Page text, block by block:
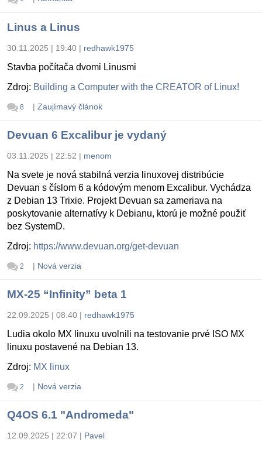
Linus a Linus
30.11.2025 | 19:40 | redhawk1975
Stavba počítača dvomi Linusmi
Zdroj: Building a Computer with the CREATOR of Linux!
8 | Zaujímavý článok
Devuan 6 Excalibur je vydaný
03.11.2025 | 22:52 | menom
Na svete je nová stabilná verzia linuxovej distribúcie
Devuan s číslom 6 a kódovým menom Excalibur. Vychádza
z Debian 13 Trixie. Projekt Devuan sa zameriava na
poskytovanie alternatívy k Debianu, ktorú je možné použiť
bez SystemD.
Zdroj: https://www.devuan.org/get-devuan
2 | Nová verzia
MX-25 “Infinity” beta 1
22.09.2025 | 08:40 | redhawk1975
Ludia okolo MX linuxu uvolnili na testovanie prvé ISO MX
linuxu postavené na Debian 13.
Zdroj: MX linux
2 | Nová verzia
Q4OS 6.1 "Andromeda"
12.09.2025 | 22:07 | Pavel